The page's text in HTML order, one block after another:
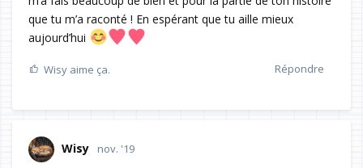
que tu m’a raconté ! En espérant que tu aille mieux
aujourd’hui
Répondre
Wisy aime ça.
Wisy nov. '19